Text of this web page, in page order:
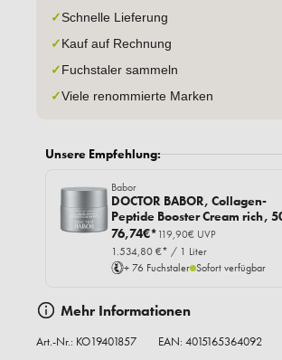
✓Schnelle Lieferung
✓Kauf auf Rechnung
✓Fuchstaler sammeln
✓Viele renommierte Marken
Unsere Empfehlung:
Babor
DOCTOR BABOR, Collagen-
Peptide Booster Cream rich,
76,74€*119,90€ UVP
1.534,80 €* / 1 Liter
+ 76 Fuchstaler Sofort verfügbar
Mehr Informationen
Art.-Nr.: KO19401857 EAN: 4015165364092